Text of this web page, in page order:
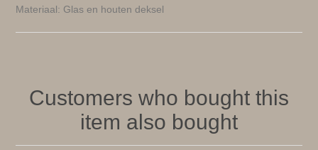
Materiaal: Glas en houten deksel
Customers who bought this
item also bought